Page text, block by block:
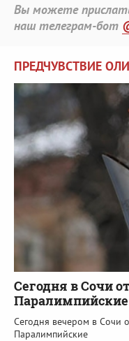
Вы можете
наш телеграм-бот
ПРЕДЧУВСТВИЕ
Сегодня в Сочи
Сегодня вечером в Сочи
Паралимпийские